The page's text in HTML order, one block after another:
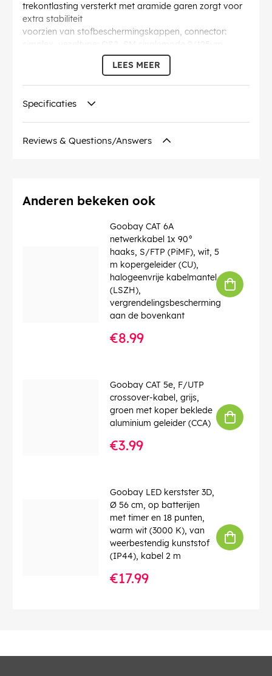
trekontlasting versterkt met aramide garen zorgt voor
extra stabiliteit
voorzien van stofbeschermingskappen, connector:
simplex, vezeltype: OS2, SM singlemode 9/125µm
volgens ITU-T G.657.A2
individueel testprotocol met meting van return loss en
insertion loss
Specificatie: Singlemode (OS2) Yellow
Diameter kabelmantel (ca.): 3 mm
Diameter glasvezelmantel: 125 µ
Bedrijfstemperatuur vanaf: -40 °C
: Pb
: Simplex-kabel
: Glass Fibre G.657.A2
4040849596643
LEES MEER
Specificaties
Reviews & Questions/Answers
Anderen bekeken ook
Goobay CAT 6A
netwerkkabel 1x 90°
haaks, S/FTP (PiMF), wit, 5
m kopergeleider (CU),
halogeenvrije kabelmantel
(LSZH),
vergrendelingsbescherming
aan de bovenkant
€8.99
Goobay CAT 5e, F/UTP
crossover-kabel, grijs,
groen met koper beklede
aluminium geleider (CCA)
€3.99
Goobay LED kerstster 3D,
Ø 56 cm, op batterijen
met timer en 18 punten,
warm wit (3000 K), van
weerbestendig kunststof
(IP44), kabel 2 m
€17.99